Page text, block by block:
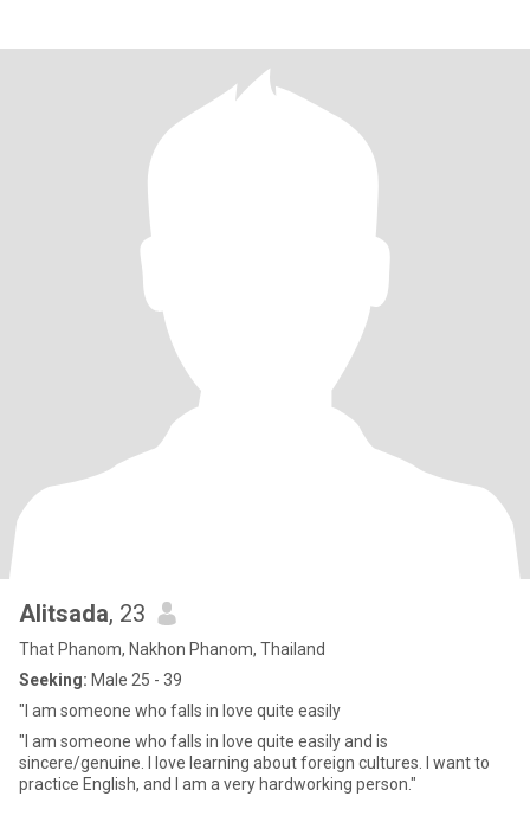
Alitsada, 23
That Phanom, Nakhon Phanom, Thailand
Seeking: Male 25 - 39
"I am someone who falls in love quite easily
"I am someone who falls in love quite easily and is
sincere/genuine. I love learning about foreign cultures. I want to
practice English, and I am a very hardworking person."